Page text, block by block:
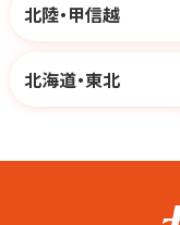
北陸・甲信越
北海道・東北